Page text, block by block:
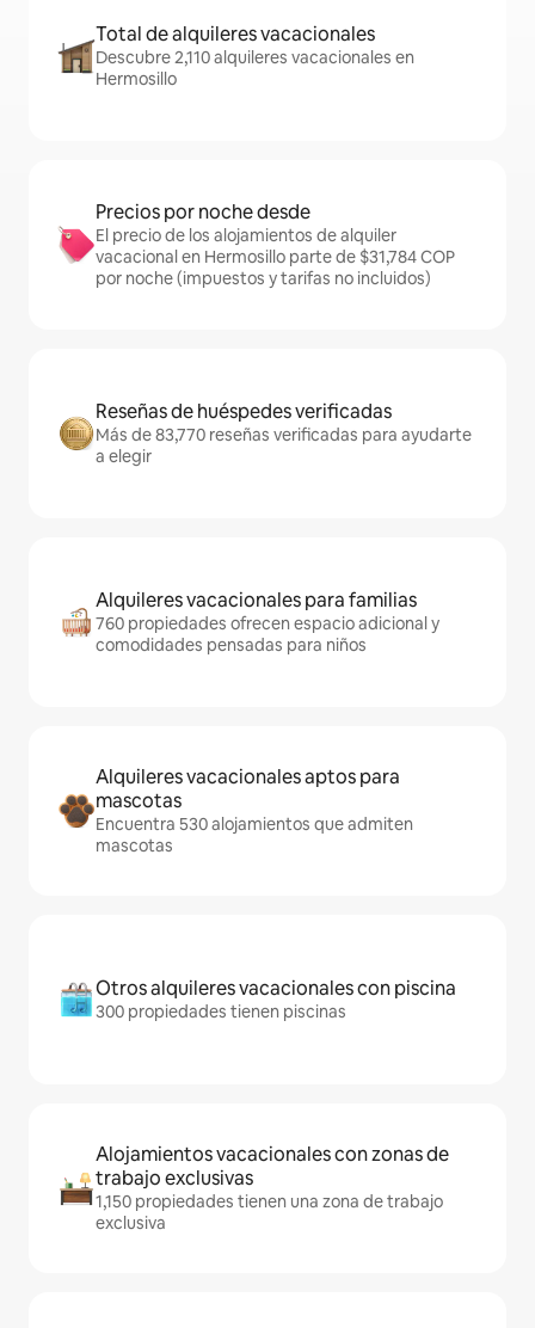
Total de alquileres vacacionales
Descubre 2,110 alquileres vacacionales en
Hermosillo
Precios por noche desde
El precio de los alojamientos de alquiler
vacacional en Hermosillo parte de $31,784 COP
por noche (impuestos y tarifas no incluidos)
Reseñas de huéspedes verificadas
Más de 83,770 reseñas verificadas para ayudarte
a elegir
Alquileres vacacionales para familias
760 propiedades ofrecen espacio adicional y
comodidades pensadas para niños
Alquileres vacacionales aptos para
mascotas
Encuentra 530 alojamientos que admiten
mascotas
Otros alquileres vacacionales con piscina
300 propiedades tienen piscinas
Alojamientos vacacionales con zonas de
trabajo exclusivas
1,150 propiedades tienen una zona de trabajo
exclusiva